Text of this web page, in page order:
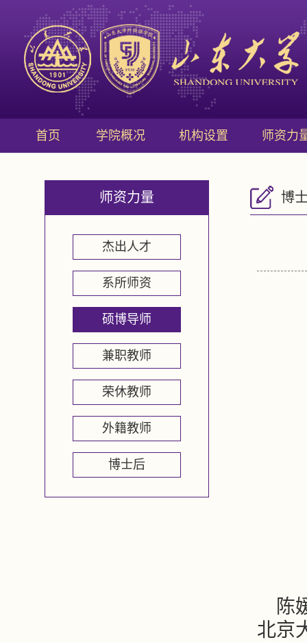
首页 学院概况 机构设置 师资力
师资力量
杰出人才
系所师资
硕博导师
兼职教师
荣休教师
外籍教师
博士后
博
陈
北京